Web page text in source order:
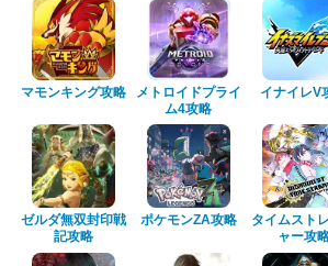
マモンキング攻略
メトロイドプライ
ム4攻略
イナイレV
ゼルダ無双封印戦
記攻略
ポケモンZA攻略
タイムスト
ャー攻